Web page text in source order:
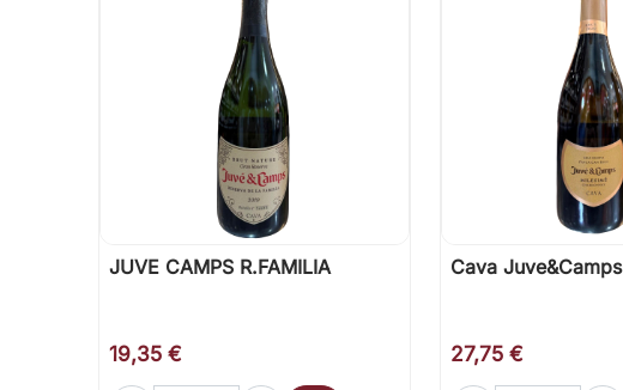
 Vista rápida
JUVE CAMPS R.FAMILIA
19,35 €
 Vista
Cava
27,75 €